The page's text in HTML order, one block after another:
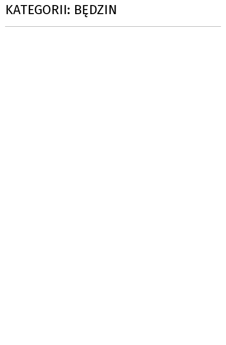
KATEGORII: BĘDZIN